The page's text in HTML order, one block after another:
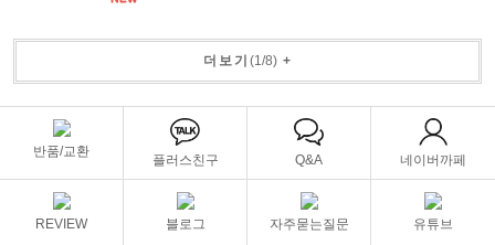
더보기 (1/8)+
반품/교환
플러스친구 Q&A 네이버까페
REVIEW 블로그 자주묻는질문 유튜브